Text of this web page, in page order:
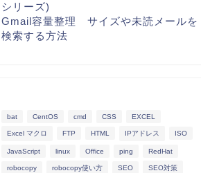
シリーズ)
Gmail容量整理 サイズや未読メールを
検索する方法
bat CentOS cmd CSS EXCEL
Excel マクロ FTP HTML IPアドレス ISO
JavaScript linux Office ping RedHat
robocopy robocopy使い方 SEO SEO対策